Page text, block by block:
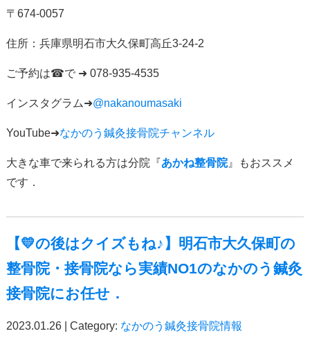
〒 674-0057
住所： 兵庫県明石市大久保町高丘3-24-2
ご予約は☎で➜ 078-935-4535
インスタグラム➜@nakanoumasaki
YouTube➜なかのう鍼灸接骨院チャンネル
大きな車で来られる方は分院『あかね整骨院』もおススメ
です．
【💛の後はクイズもね♪】明石市大久保町の
整骨院・接骨院なら実績NO1のなかのう鍼灸
接骨院にお任せ．
2023.01.26 | Category: なかのう鍼灸接骨院情報